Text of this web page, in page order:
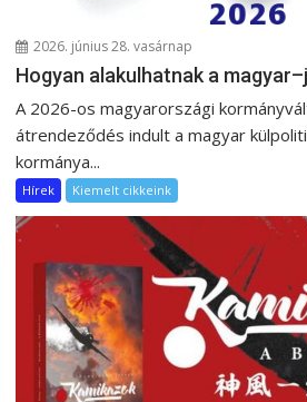
2026. június 28. vasárnap
Hogyan alakulhatnak a
A 2026-os magyarországi
átrendeződés indult a magyar
kormánya...
Hírek Kiemelt cikkeink